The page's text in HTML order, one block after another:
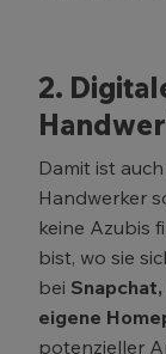
2.
Damit ist
Handwerker
keine Azubis
bist, wo sie
bei
eigene
potenzieller